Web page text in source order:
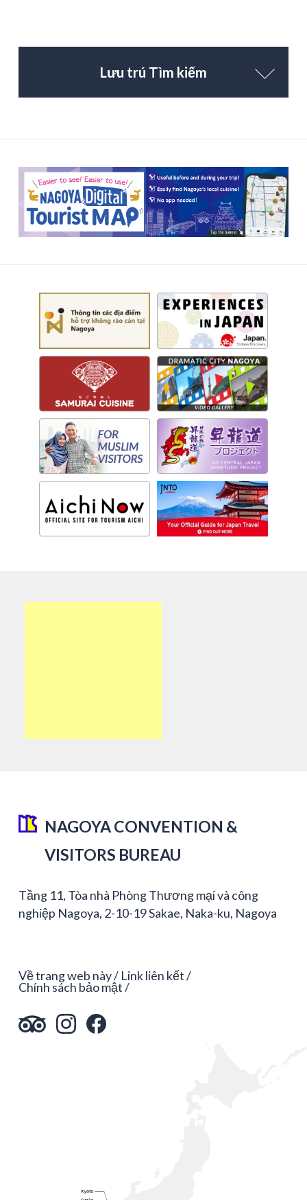
Lưu trú Tìm kiếm
NAGOYA CONVENTION &
VISITORS BUREAU
Tầng 11, Tòa nhà Phòng Thương mại và công
nghiệp Nagoya, 2-10-19 Sakae, Naka-ku, Nagoya
Về trang web này Link liên kết
Chính sách bảo mật